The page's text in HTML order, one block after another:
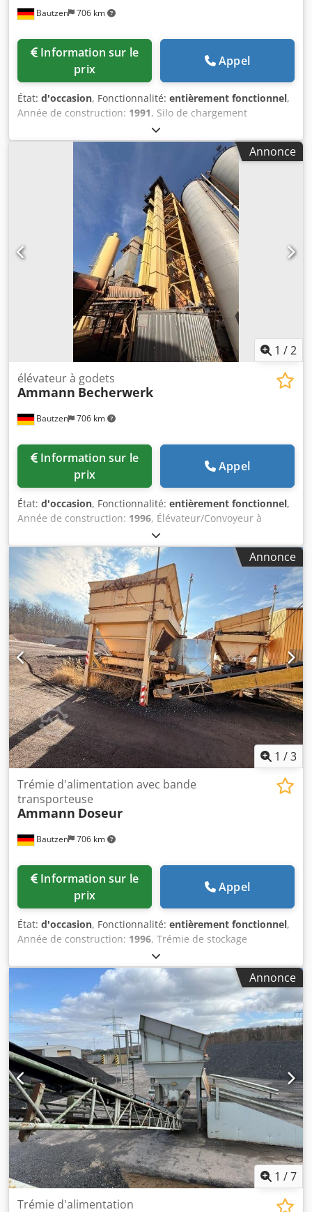
Bautzen 706 km
prix
Appel
État: d'occasion, Fonctionnalité: entièrement fonctionnel,
Année de construction: 1991, Silo de chargement
d'occasion Csdpfjzq S Ewsx Aqlerf Fabricant : Ulrich
Volume total : 200 tonnes - Système de convoyeur à godets
Annonce
1 /2
Bautzen 706 km
élévateur à godets
Ammann Becherwerk
prix
Appel
État: d'occasion, Fonctionnalité: entièrement fonctionnel,
Année de construction: 1996, Élévateur/Convoyeur à
godets Utilisation comme système de transport de
matériaux à commande à distance Codpfezq S Dasx Aqlorf
H 26 m
Annonce
1 /3
Bautzen 706 km
Trémie d'alimentation avec bande
transporteuse
Ammann Doseur
prix
Appel
État: d'occasion, Fonctionnalité: entièrement fonctionnel,
Année de construction: 1996, Trémie de stockage
d'occasion - Bande de convoyage à extraction - Bande
transporteuse Csdjzq S Avopfx Aqlorf
Annonce
1 /7
Trémie d'alimentation